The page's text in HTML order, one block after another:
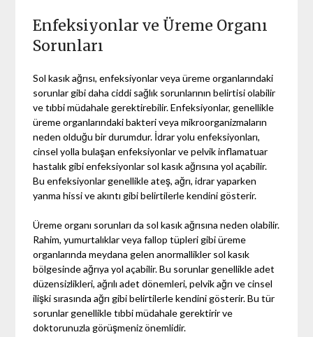
Enfeksiyonlar ve Üreme Organı
Sorunları
Sol kasık ağrısı, enfeksiyonlar veya üreme organlarındaki
sorunlar gibi daha ciddi sağlık sorunlarının belirtisi olabilir
ve tıbbi müdahale gerektirebilir. Enfeksiyonlar, genellikle
üreme organlarındaki bakteri veya mikroorganizmaların
neden olduğu bir durumdur. İdrar yolu enfeksiyonları,
cinsel yolla bulaşan enfeksiyonlar ve pelvik inflamatuar
hastalık gibi enfeksiyonlar sol kasık ağrısına yol açabilir.
Bu enfeksiyonlar genellikle ateş, ağrı, idrar yaparken
yanma hissi ve akıntı gibi belirtilerle kendini gösterir.
Üreme organı sorunları da sol kasık ağrısına neden olabilir.
Rahim, yumurtalıklar veya fallop tüpleri gibi üreme
organlarında meydana gelen anormallikler sol kasık
bölgesinde ağrıya yol açabilir. Bu sorunlar genellikle adet
düzensizlikleri, ağrılı adet dönemleri, pelvik ağrı ve cinsel
ilişki sırasında ağrı gibi belirtilerle kendini gösterir. Bu tür
sorunlar genellikle tıbbi müdahale gerektirir ve
doktorunuzla görüşmeniz önemlidir.